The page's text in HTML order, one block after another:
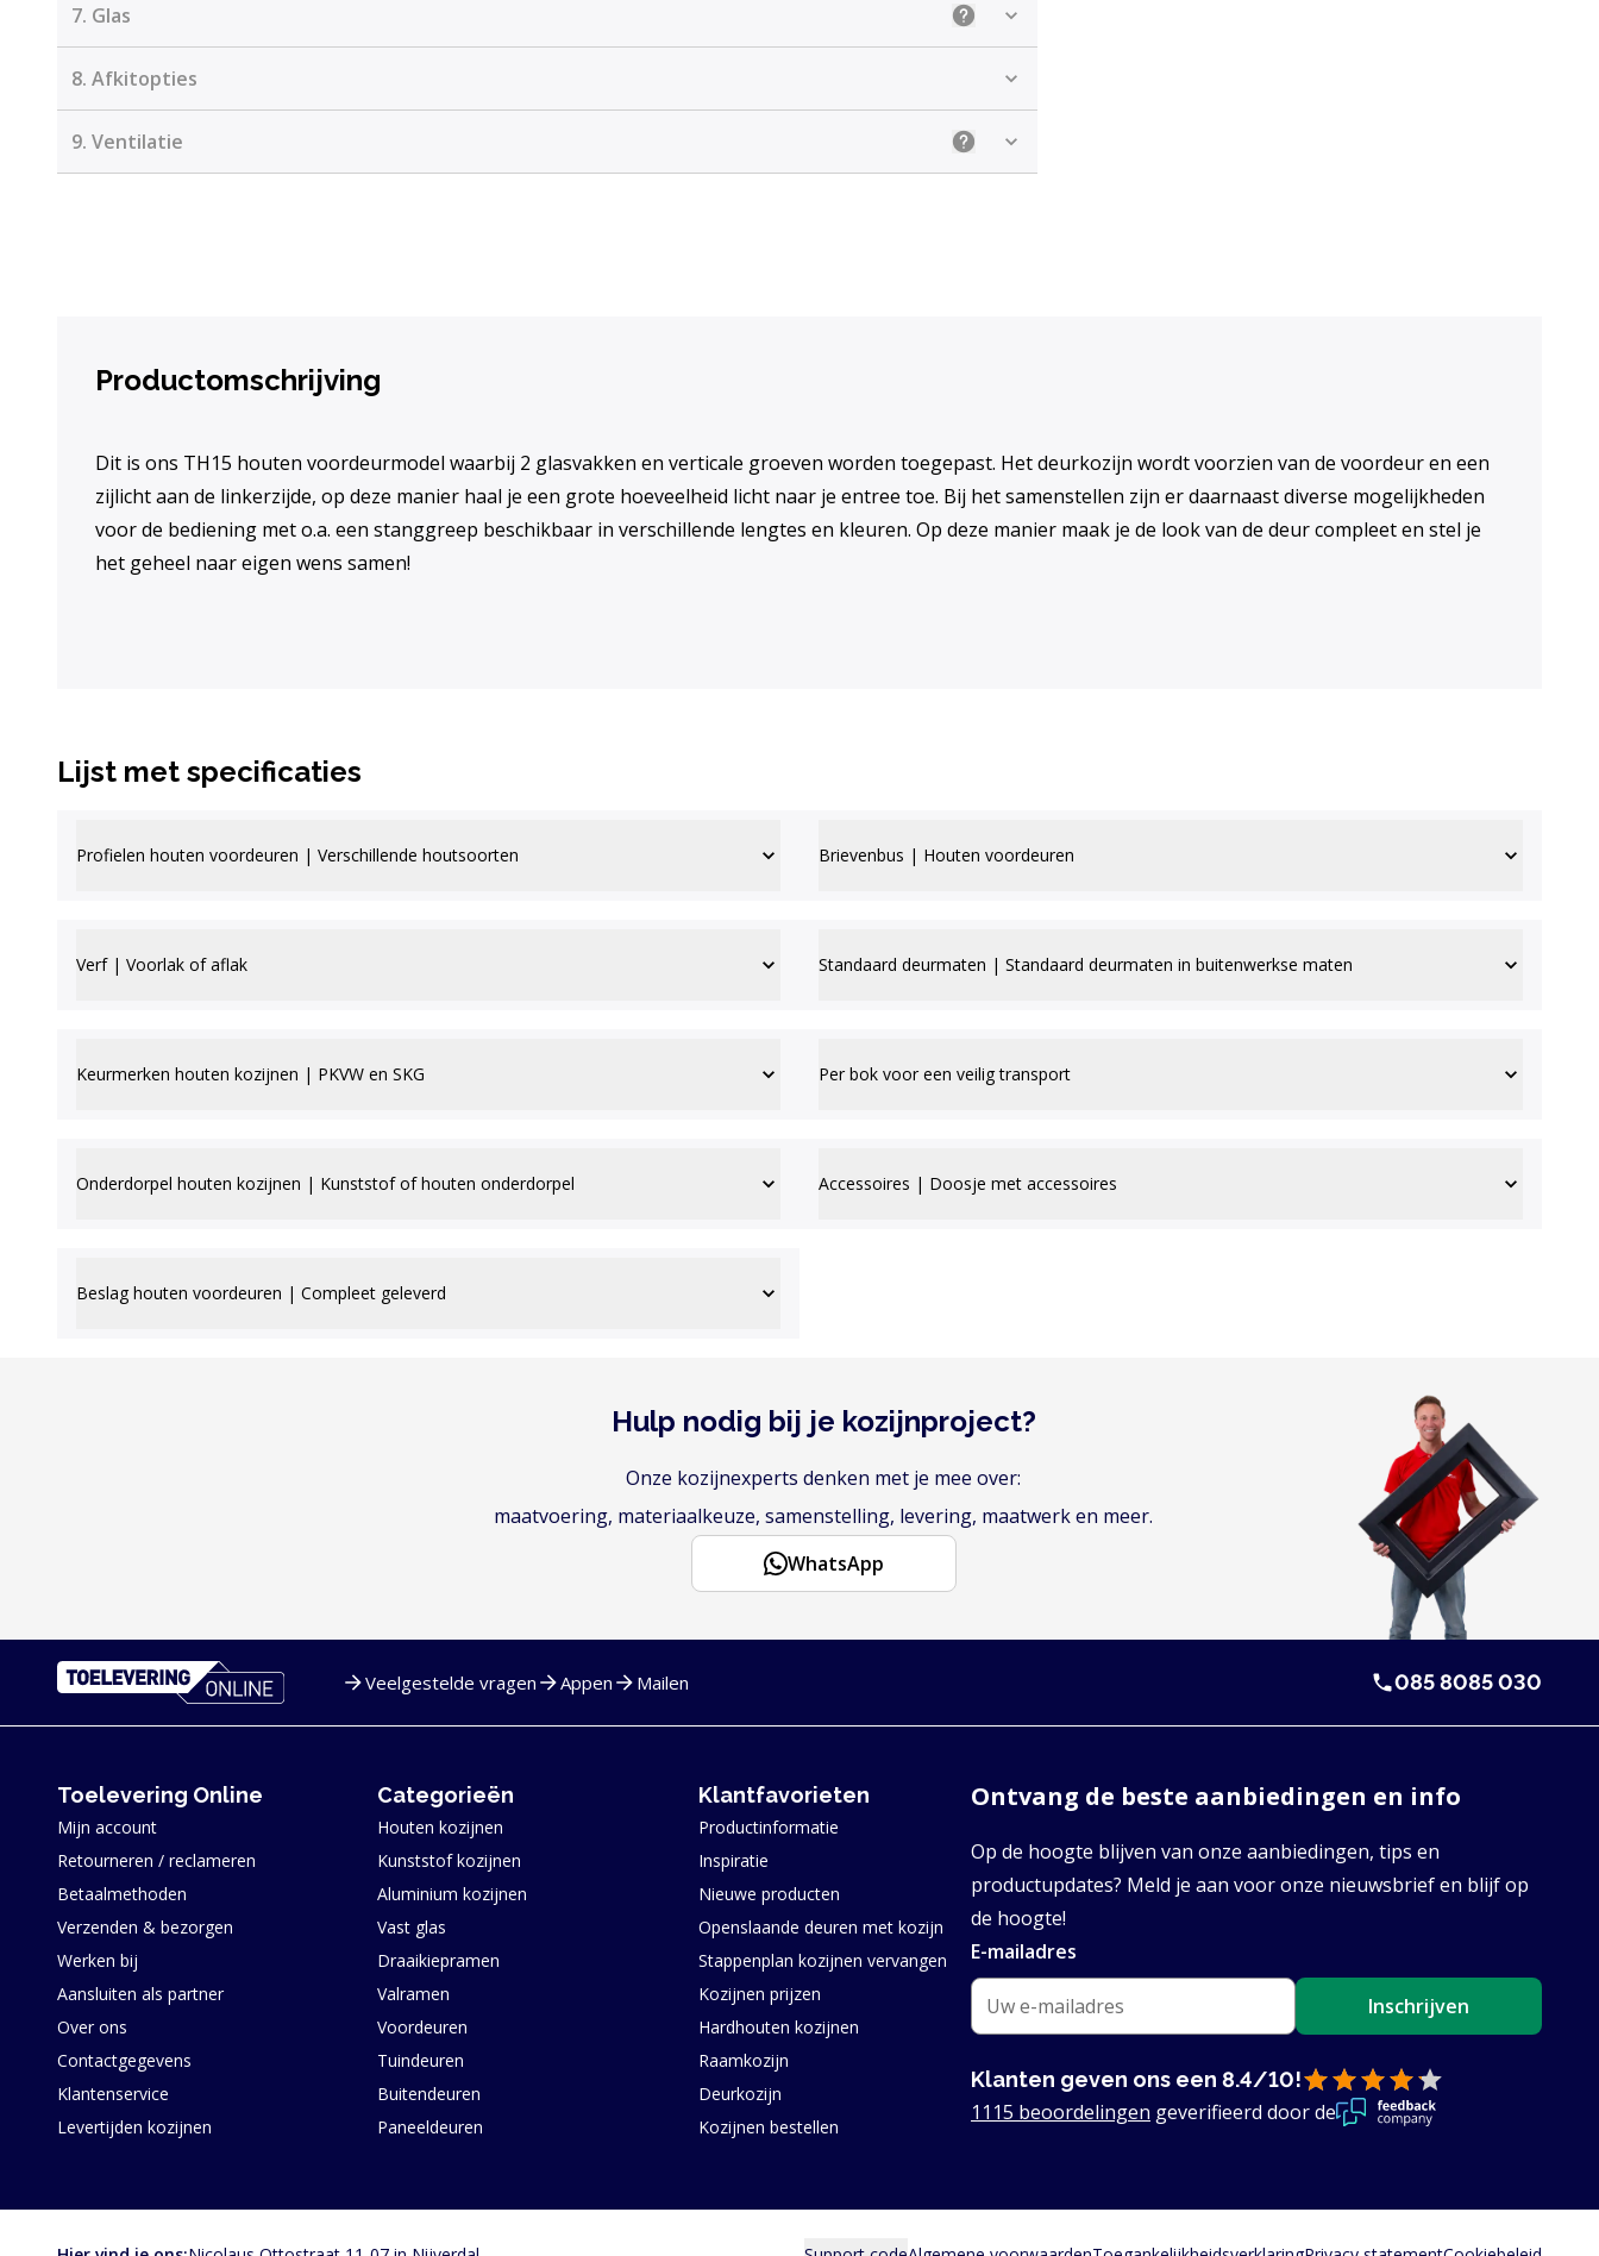
7. Glas Uitleg: Kies de gewenste beglazing
8. Afkitopties
9. Ventilatie Uitleg: Kiezen voor ventilatie
Productomschrijving
Dit is ons TH15 houten voordeurmodel waarbij 2 glasvakken en verticale groeven worden toegepast. Het deurkozijn wordt voorzien van de voordeur en een
zijlicht aan de linkerzijde, op deze manier haal je een grote hoeveelheid licht naar je entree toe. Bij het samenstellen zijn er daarnaast diverse mogelijkheden
voor de bediening met o.a. een stanggreep beschikbaar in verschillende lengtes en kleuren. Op deze manier maak je de look van de deur compleet en stel je
het geheel naar eigen wens samen!
Lijst met specificaties
Profielen houten voordeuren | Verschillende houtsoorten
Verf | Voorlak of aflak
Keurmerken houten kozijnen | PKVW en SKG
Onderdorpel houten kozijnen | Kunststof of houten onderdorpel
Beslag houten voordeuren | Compleet geleverd
Brievenbus | Houten voordeuren
Standaard deurmaten | Standaard deurmaten in buitenwerkse maten
Per bok voor een veilig transport
Accessoires | Doosje met accessoires
Hulp nodig bij je kozijnproject?
Onze kozijnexperts denken met je mee over:
maatvoering, materiaalkeuze, samenstelling, levering, maatwerk en meer.
WhatsApp
Veelgestelde vragen Appen Mailen 085 8085 030
Toelevering Online
Mijn account
Retourneren / reclameren
Betaalmethoden
Verzenden & bezorgen
Werken bij
Aansluiten als partner
Over ons
Contactgegevens
Klantenservice
Levertijden kozijnen
Categorieën
Houten kozijnen
Kunststof kozijnen
Aluminium kozijnen
Vast glas
Draaikiepramen
Valramen
Voordeuren
Tuindeuren
Buitendeuren
Paneeldeuren
Klantfavorieten
Productinformatie
Inspiratie
Nieuwe producten
Openslaande deuren met kozijn
Stappenplan kozijnen vervangen
Kozijnen prijzen
Hardhouten kozijnen
Raamkozijn
Deurkozijn
Kozijnen bestellen
Ontvang de beste aanbiedingen en info
Op de hoogte blijven van onze aanbiedingen, tips en
productupdates? Meld je aan voor onze nieuwsbrief en blijf op
de hoogte!
E-mailadres
Inschrijven
Klanten geven ons een 8.4/10!
1115 beoordelingen geverifieerd door de